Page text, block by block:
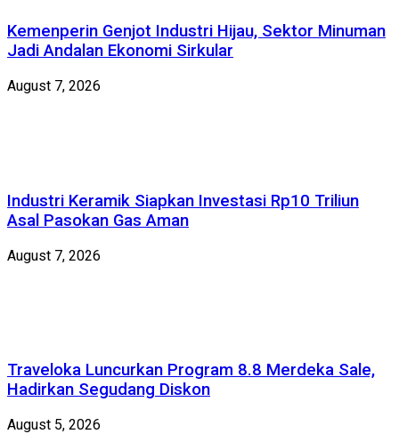
Kemenperin Genjot Industri Hijau, Sektor Minuman
Jadi Andalan Ekonomi Sirkular
August 7, 2026
Industri Keramik Siapkan Investasi Rp10 Triliun
Asal Pasokan Gas Aman
August 7, 2026
Traveloka Luncurkan Program 8.8 Merdeka Sale,
Hadirkan Segudang Diskon
August 5, 2026